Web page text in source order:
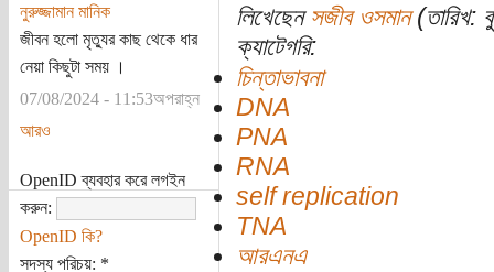
নুরুজ্জামান মানিক
জীবন হলো মৃত্যুর কাছ থেকে ধার
নেয়া কিছুটা সময় ।
07/08/2024 - 11:53অপরাহ্ন
আরও
OpenID ব্যবহার করে লগইন
করুন:
OpenID কি?
সদস্য পরিচয়: *
লিখেছেন সজীব ওসমান(তারিখ:
ক্যাটেগরি:
চিন্তাভাবনা
DNA
PNA
RNA
self replication
TNA
আরএনএ